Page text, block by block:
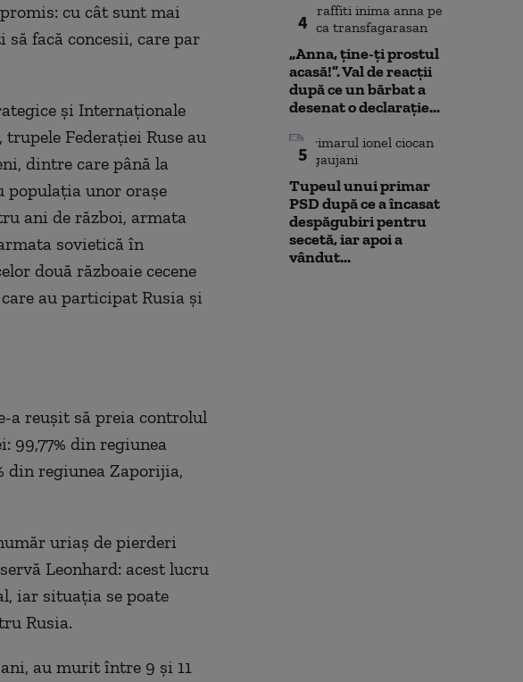
cu cât sunt mai
facă concesii, care par
și Internaționale
Federației Ruse au
dintre care până la
populația unor orașe
ani de război, armata
sovietică în
două războaie cecene
au participat Rusia și
a reușit să preia controlul
99,77% din regiunea
din regiunea Zaporijia,
uriaș de pierderi
Leonhard: acest lucru
iar situația se poate
Rusia.
au murit între 9 și 11
4
„Anna, ţine-ţi prostul
acasă!”. Val de reacții
după ce un bărbat a
desenat o declarație...
5
Tupeul unui primar
PSD după ce a încasat
despăgubiri pentru
secetă, iar apoi a
vândut...